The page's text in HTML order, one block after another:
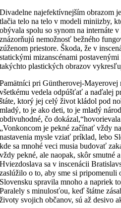
Divadelne najefektívnejším obrazom
tlačia telo na telo v modeli miniizby,
obývala spolu so synom na internáte
znázorňujú nemožnosť bežného
zúženom priestore. Škoda, že v
statickými mizanscénami
takýchto plastických obrazov
Pamätníci pri Güntherovej-Mayerovej
všetkému vedela odpúšťať a naďalej
štáte, ktorý jej celý život kládol pod
mladý, to je ako deti, to je mladý
obdivuhodné, čo
„Vonkoncom je pekné začínať vždy
nastavenia mysle vziať príklad, lebo
kde sa mnohé veci musia budovať
vždy pekné, ale naopak, skôr smutné
Hviezdoslava sa v inscenácii
zaslúžilo o to, aby sme si pripomenuli
Slovensku spravila mnoho a napriek
Paralely s minulosťou, keď štátne
životy svojich občanov, sú až desivo